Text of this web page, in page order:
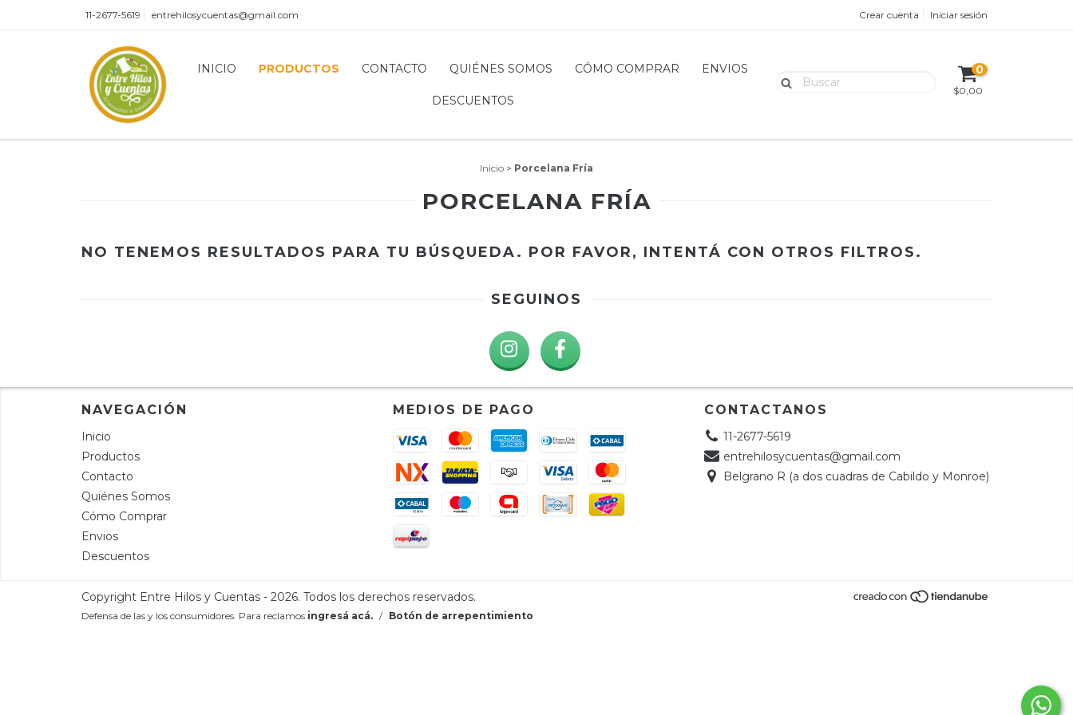
11-2677-5619 entrehilosycuentas@gmail.com Crear cuenta Iniciar sesión
INICIO PRODUCTOS CONTACTO QUIÉNES SOMOS CÓMO COMPRAR ENVIOS
DESCUENTOS
0
$0,00
Inicio > Porcelana Fría
PORCELANA FRÍA
NO TENEMOS RESULTADOS PARA TU BÚSQUEDA. POR FAVOR, INTENTÁ CON OTROS FILTROS.
SEGUINOS
NAVEGACIÓN
Inicio
Productos
Contacto
Quiénes Somos
Cómo Comprar
Envios
Descuentos
MEDIOS DE PAGO CONTACTANOS
11-2677-5619
entrehilosycuentas@gmail.com
Belgrano R (a dos cuadras de Cabildo y Monroe)
Copyright Entre Hilos y Cuentas - 2026. Todos los derechos reservados.
Defensa de las y los consumidores. Para reclamos ingresá acá. / Botón de arrepentimiento